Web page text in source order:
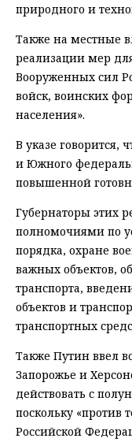
природного и
Также на местные
реализации мер
Вооруженных сил
войск, воинских
населения».
В указе говорится,
и Южного
повышенной
Губернаторы этих
полномочиями по
порядка, охране
важных объектов,
транспорта,
объектов и
транспортных
Также Путин ввел
Запорожье и
действовать с
поскольку «против
Российской